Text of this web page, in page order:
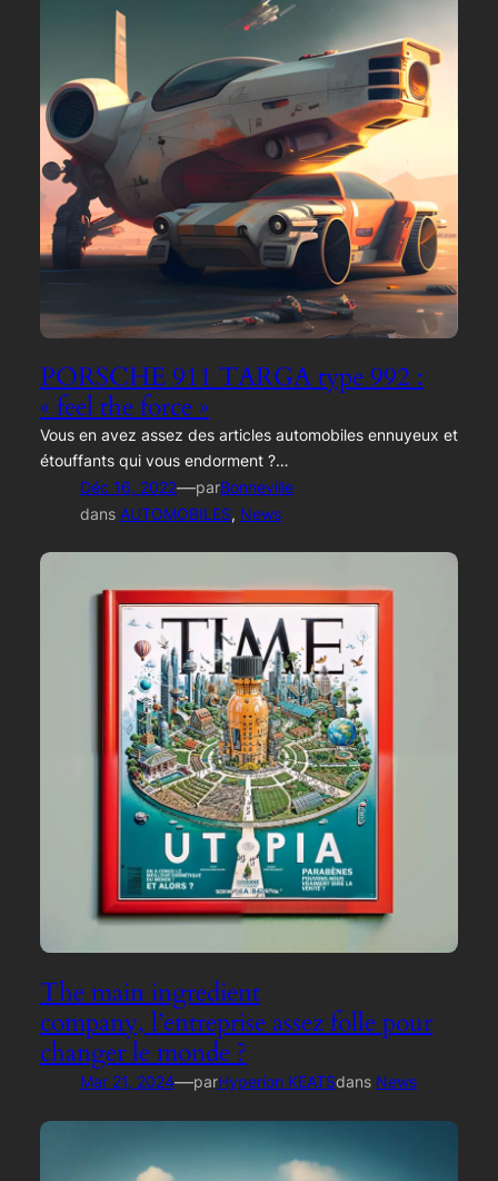
PORSCHE 911 TARGA type 992 :
« feel the force »
Vous en avez assez des articles automobiles ennuyeux et
étouffants qui vous endorment ?…
Déc 16, 2022—parBonneville
dans AUTOMOBILES, News
The main ingredient
company, l’entreprise assez folle pour
changer le monde ?
Mar 21, 2024—parHyperion KEATSdans News